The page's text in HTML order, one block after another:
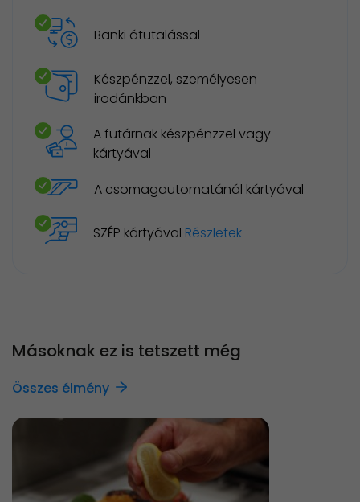
Banki átutalással
Készpénzzel, személyesen
irodánkban
A futárnak készpénzzel vagy
kártyával
A csomagautomatánál kártyával
SZÉP kártyával Részletek
Másoknak ez is tetszett még
Összes élmény